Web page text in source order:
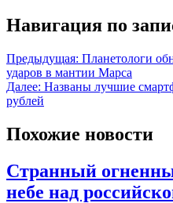
Навигация по
Предыдущая: Планетологи
ударов в мантии Марса
Далее: Названы лучшие
рублей
Похожие новости
Странный
небе над